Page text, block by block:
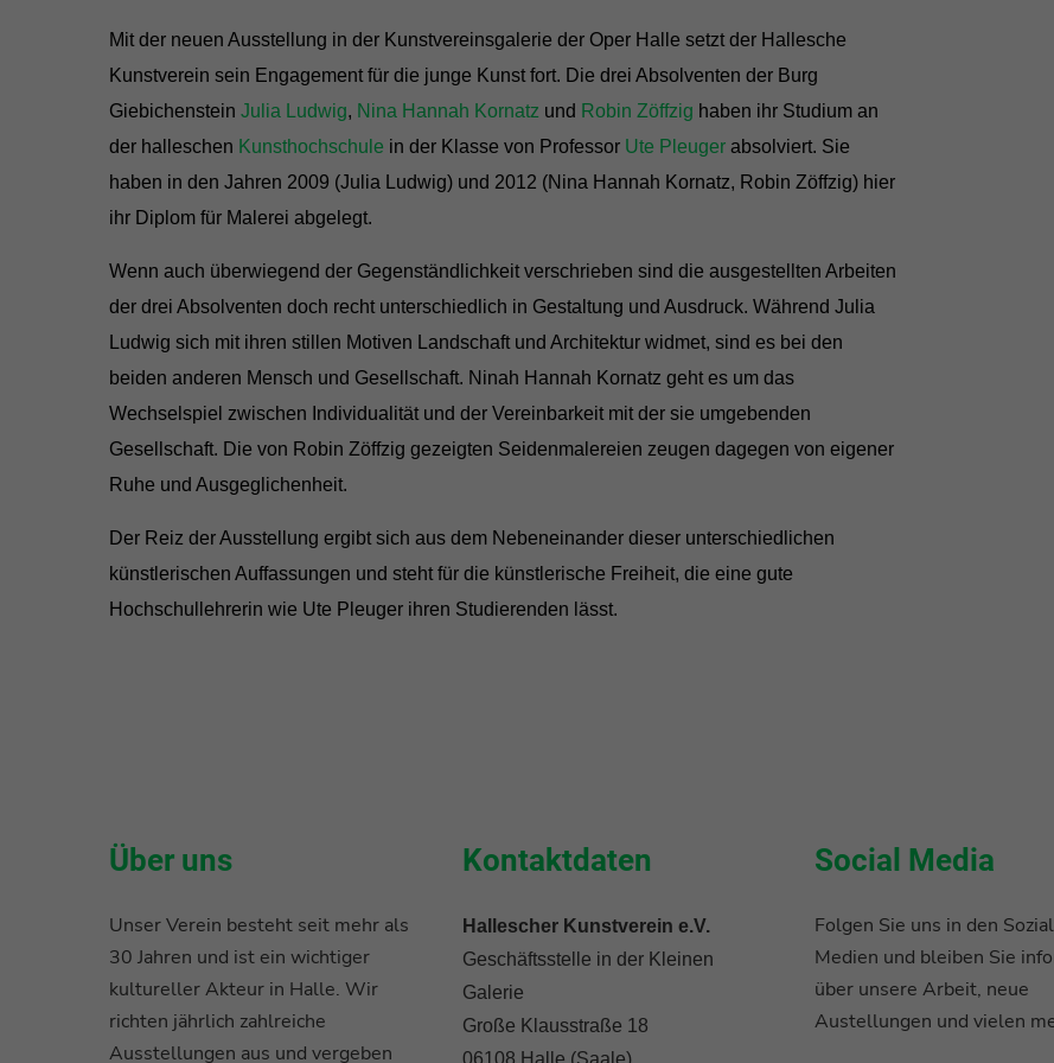
Mit der neuen Ausstellung in der Kunstvereinsgalerie der Oper Halle setzt der Hallesche
Kunstverein sein Engagement für die junge Kunst fort. Die drei Absolventen der Burg
Giebichenstein Julia Ludwig, Nina Hannah Kornatz und Robin Zöffzig haben ihr Studium an
der halleschen Kunsthochschule in der Klasse von Professor Ute Pleuger absolviert. Sie
haben in den Jahren 2009 (Julia Ludwig) und 2012 (Nina Hannah Kornatz, Robin Zöffzig) hier
ihr Diplom für Malerei abgelegt.
Wenn auch überwiegend der Gegenständlichkeit verschrieben sind die ausgestellten Arbeiten
der drei Absolventen doch recht unterschiedlich in Gestaltung und Ausdruck. Während Julia
Ludwig sich mit ihren stillen Motiven Landschaft und Architektur widmet, sind es bei den
beiden anderen Mensch und Gesellschaft. Ninah Hannah Kornatz geht es um das
Wechselspiel zwischen Individualität und der Vereinbarkeit mit der sie umgebenden
Gesellschaft. Die von Robin Zöffzig gezeigten Seidenmalereien zeugen dagegen von eigener
Ruhe und Ausgeglichenheit.
Der Reiz der Ausstellung ergibt sich aus dem Nebeneinander dieser unterschiedlichen
künstlerischen Auffassungen und steht für die künstlerische Freiheit, die eine gute
Hochschullehrerin wie Ute Pleuger ihren Studierenden lässt.
Über uns
Unser Verein besteht seit mehr als
30 Jahren und ist ein wichtiger
kultureller Akteur in Halle. Wir
richten jährlich zahlreiche
Ausstellungen aus und vergeben
Kontaktdaten
Hallescher Kunstverein e.V.
Geschäftsstelle in der Kleinen
Galerie
Große Klausstraße 18
Social Media
Folgen Sie uns in den
Medien und bleiben Sie
über unsere Arbeit, neue
Austellungen und vielen